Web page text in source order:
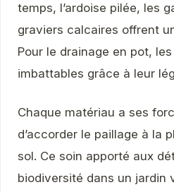
temps, l’ardoise pilée, les
graviers calcaires offrent
Pour le drainage en pot,
imbattables grâce à leur
Chaque matériau a ses
d’accorder le paillage à la
sol. Ce soin apporté aux
biodiversité dans un jardin